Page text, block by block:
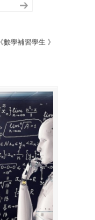
《數學補習學生 》